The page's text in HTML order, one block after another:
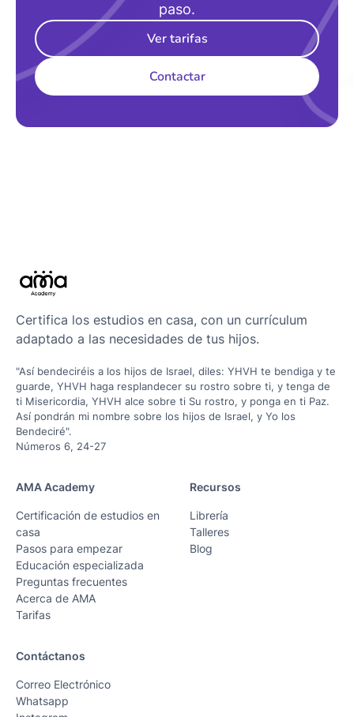
paso.
Ver tarifas
Contactar
Certifica los estudios en casa, con un currículum
adaptado a las necesidades de tus hijos.
"Así bendeciréis a los hijos de Israel, diles: YHVH te bendiga y te
guarde, YHVH haga resplandecer su rostro sobre ti, y tenga de
ti Misericordia, YHVH alce sobre ti Su rostro, y ponga en ti Paz.
Así pondrán mi nombre sobre los hijos de Israel, y Yo los
Bendeciré".
Números 6, 24-27
AMA Academy
Certificación de estudios en
casa
Pasos para empezar
Educación especializada
Preguntas frecuentes
Acerca de AMA
Tarifas
Recursos
Librería
Talleres
Blog
Contáctanos
Correo Electrónico
Whatsapp